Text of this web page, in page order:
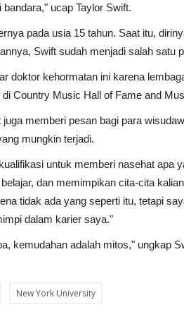
ucap Taylor Swift.
pada usia 15 tahun. Saat itu,
Swift sudah menjadi salah satu
doktor kehormatan ini karena
Country Music Hall of Fame and
memberi pesan bagi para
mungkin terjadi.
untuk memberi nasehat apa
dan memimpikan cita-cita
tidak ada yang seperti itu, tetapi
dalam karier saya."
kemudahan adalah mitos," ungkap
New York University